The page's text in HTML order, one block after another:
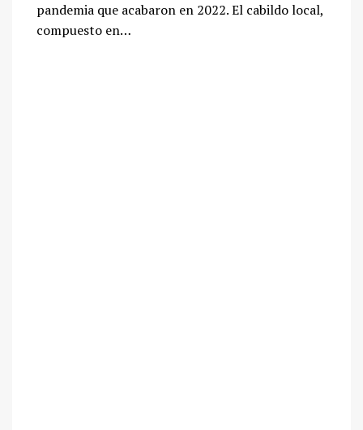
pandemia que acabaron en 2022. El cabildo local,
compuesto en…